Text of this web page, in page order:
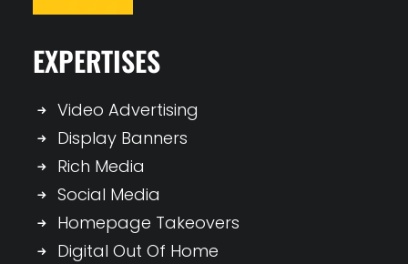
EXPERTISES
Video Advertising
Display Banners
Rich Media
Social Media
Homepage Takeovers
Digital Out Of Home